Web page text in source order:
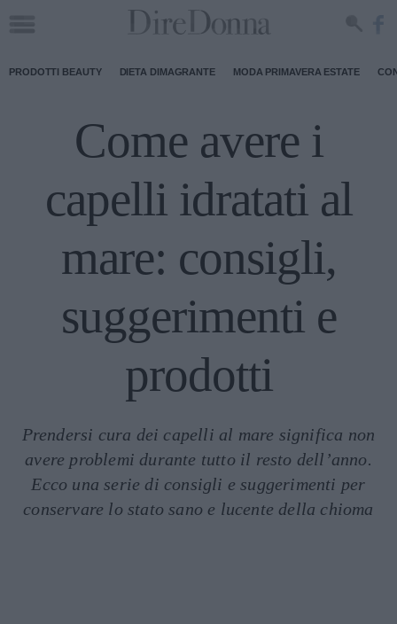
PRODOTTI BEAUTY DIETA DIMAGRANTE MODA PRIMAVERA ESTATE
Come avere i
capelli idratati al
mare: consigli,
suggerimenti e
prodotti
Prendersi cura dei capelli al mare significa non
avere problemi durante tutto il resto dell’anno.
Ecco una serie di consigli e suggerimenti per
conservare lo stato sano e lucente della chioma